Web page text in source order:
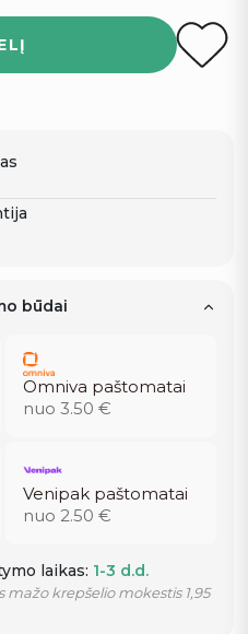
būdai
Omniva paštomatai
nuo 3.50 €
Venipak paštomatai
nuo 2.50 €
laikas: 1-3 d.d.
mažo krepšelio mokestis 1,95